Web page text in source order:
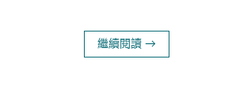
繼續閱讀 →